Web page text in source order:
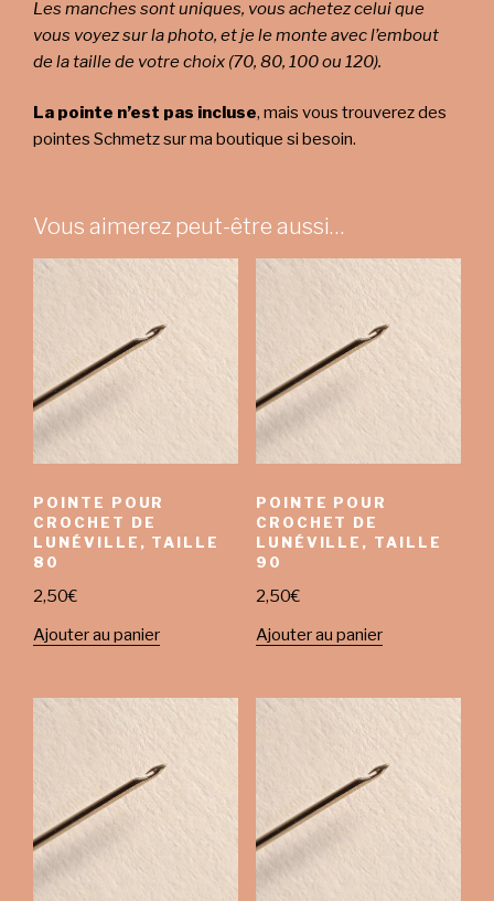
Les manches sont uniques, vous achetez celui que
vous voyez sur la photo, et je le monte avec l’embout
de la taille de votre choix (70, 80, 100 ou 120).
La pointe n’est pas incluse, mais vous trouverez des
pointes Schmetz sur ma boutique si besoin.
Vous aimerez peut-être aussi…
POINTE POUR
CROCHET DE
LUNÉVILLE, TAILLE
80
2,50€
Ajouter au panier
POINTE POUR
CROCHET DE
LUNÉVILLE, TAILLE
90
2,50€
Ajouter au panier